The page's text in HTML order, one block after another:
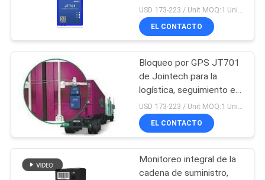
SOBRE
NOSOTROS
VIAJE
LA
FÁBRICA
Cerradura del
envase de GPS
113
alertas de manipulación USD 173-223 / Unit MOQ:1 Unidad
EL CONTACTO
Bloqueo por GPS JT701
de Jointech para la
logística, seguimiento en
tiempo real, desbloqueo
remoto, espera
prolongada.
EL CONTACTO
Monitoreo integral de la
cadena de suministro,